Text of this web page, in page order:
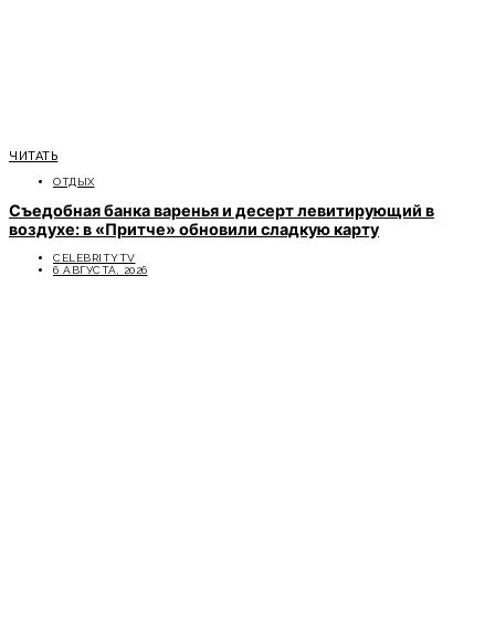
ЧИТАТЬ
ОТДЫХ
Съедобная банка варенья и десерт левитирующий в
воздухе: в «Притче» обновили сладкую карту
CELEBRITYTV
6 АВГУСТА, 2026